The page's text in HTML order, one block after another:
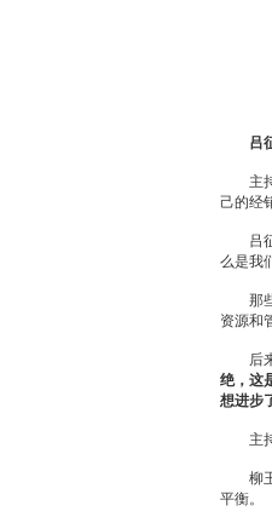
吕征
主持
己的经
吕征
么是我
那些
资源和
后来
绝，这
想进步
主持
柳玉
平衡。